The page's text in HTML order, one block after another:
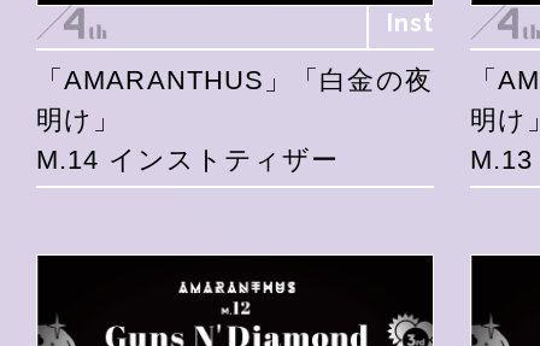
Inst
「AMARANTHUS」「白金の夜
明け」
M.14 インストティザー
「
明け